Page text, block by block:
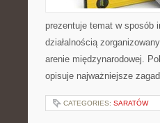
prezentuje temat w sposób
działalnością
arenie międzynarodowej.
opisuje najważniejsze
CATEGORIES: SARATÓW